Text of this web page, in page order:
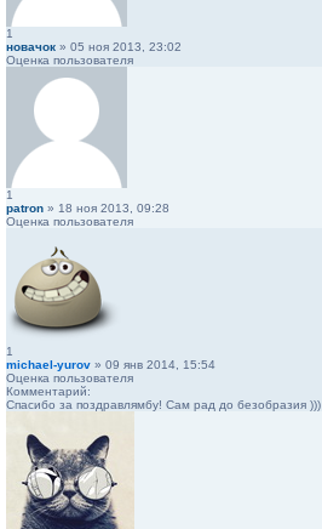
1
новачок » 05 ноя 2013, 23:02
Оценка пользователя
1
patron » 18 ноя 2013, 09:28
Оценка пользователя
1
michael-yurov » 09 янв 2014, 15:54
Оценка пользователя
Комментарий:
Спасибо за поздравлямбу! Сам рад до безобразия )))